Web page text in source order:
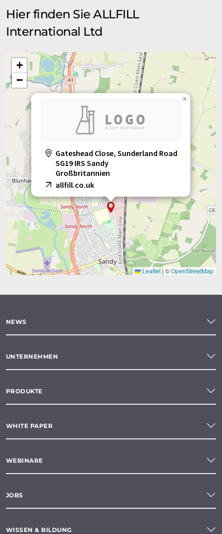
Hier finden Sie ALLFILL
International Ltd
Gateshead Close, Sunderland Road
SG19 IRS Sandy
Großbritannien
allfill.co.uk
×
+
−
Leaflet | ©OpenStreetMap
NEWS
UNTERNEHMEN
PRODUKTE
WHITE PAPER
WEBINARE
JOBS
WISSEN & BILDUNG